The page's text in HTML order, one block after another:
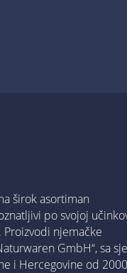
širok asortiman
po svojoj
njemačke
GmbH“, sa
i Hercegovine od